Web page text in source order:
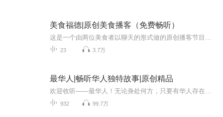
美食福德|原创美食播客（免费畅听）
23 3.7万
最华人|畅听华人独特故事|原创精品
932 99.7万